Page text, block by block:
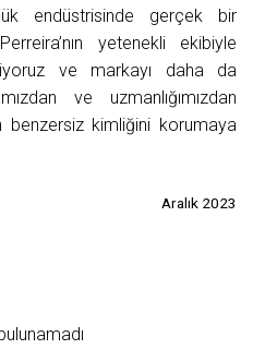
endüstrisinde gerçek bir
yetenekli ekibiyle
ve markayı daha da
ve uzmanlığımızdan
benzersiz kimliğini korumaya
Aralık 2023